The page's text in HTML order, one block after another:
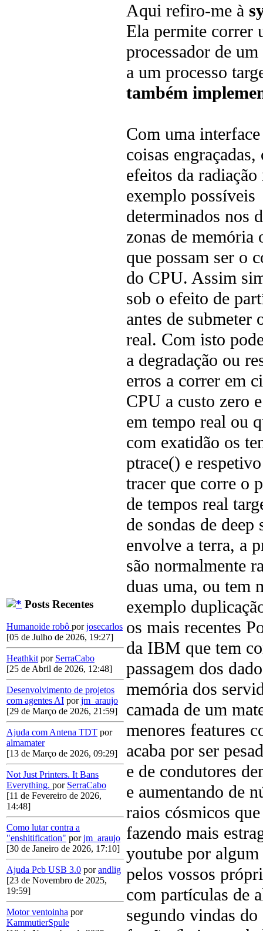
Posts Recentes
Humanoide robô porjosecarlos
[05 de Julho de 2026, 19:27]
Heathkit por SerraCabo
[25 de Abril de 2026, 12:48]
Desenvolvimento de projetos
com agentes AI porjm_araujo
[29 de Março de 2026, 21:59]
Ajuda com Antena TDT por
almamater
[13 de Março de 2026, 09:29]
Not Just Printers. It Bans
Everything. por SerraCabo
[11 de Fevereiro de 2026,
14:48]
Como lutar contra a
"enshitification" porjm_araujo
[30 de Janeiro de 2026, 17:10]
Ajuda Pcb USB 3.0 porandlig
[23 de Novembro de 2025,
19:59]
Motor ventoinha por
KammutierSpule
Aqui refiro-me à
Ela permite correr
processador de
a um processo
também
Com uma
coisas
efeitos da
exemplo
determinados nos
zonas de memória
que possam ser o
do CPU. Assim
sob o efeito de
antes de submeter
real. Com isto
a degradação ou
erros a correr em
CPU a custo zero
em tempo real ou
com exatidão os
ptrace() e
tracer que corre o
de tempos real
de sondas de
envolve a terra, a
são normalmente
duas uma, ou tem
exemplo
os mais recentes
da IBM que tem
passagem dos
memória dos
camada de um
menores features
acaba por ser
e de condutores
e aumentando de
raios cósmicos
fazendo mais
youtube por
pelos vossos
com partículas de
segundo vindas